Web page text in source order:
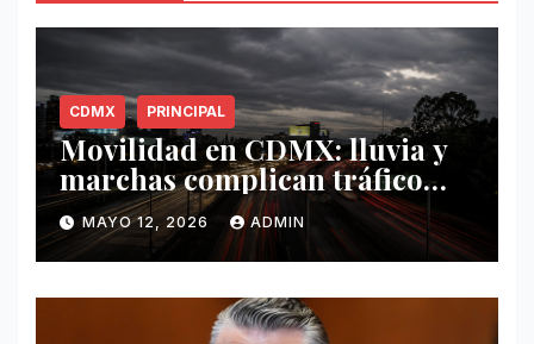
CDMX PRINCIPAL
Movilidad en CDMX: lluvia y
marchas complican tráfico
este 12 de mayo
MAYO 12, 2026 ADMIN